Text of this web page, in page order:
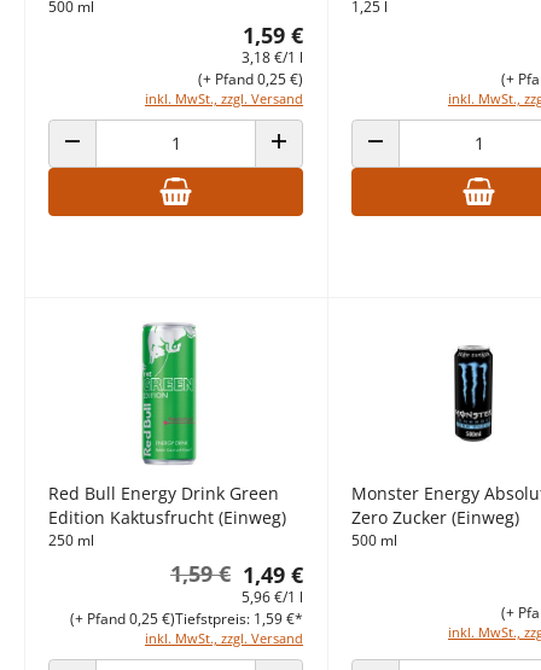
500 ml
1,59 €
3,18 €/1 l
inkl. MwSt., zzgl. Versand
(+ Pfand 0,25 €)
ANZAHL VERRINGERN ANZAHL ERHÖHEN
1,25 l
inkl. MwSt.,
(+
ANZAHL VERRINGERN
Red Bull Energy Drink Green
Edition Kaktusfrucht (Einweg)
250 ml
1,49 €
1,59 €
5,96 €/1 l
inkl. MwSt., zzgl. Versand
(+ Pfand 0,25 €)Tiefstpreis: 1,59 €*
Monster Energy
Zero Zucker (Einweg)
500 ml
inkl. MwSt.,
(+